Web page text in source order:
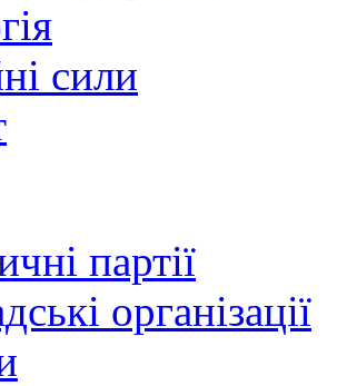
сили
партії
організації